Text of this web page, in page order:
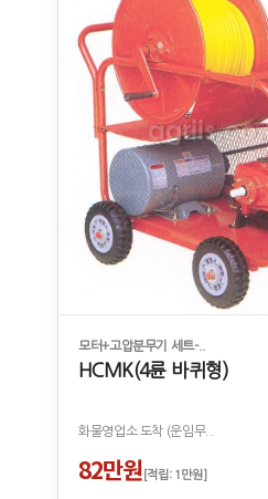
모터+고압분무기 세트-..
HCMK(4륜 바퀴형)
화물영업소 도착 (운임무..
82만원 [적립: 1만원]